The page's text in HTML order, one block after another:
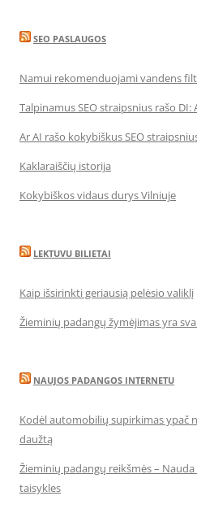
SEO PASLAUGOS
Namui rekomenduojami vandens
Talpinamus SEO straipsnius rašo
Ar AI rašo kokybiškus SEO
Kaklaraiščių istorija
Kokybiškos vidaus durys Vilniuje
LEKTUVU BILIETAI
Kaip išsirinkti geriausią pelėsio valiklį
Žieminių padangų žymėjimas yra
NAUJOS PADANGOS INTERNETU
Kodėl automobilių supirkimas ypač
daužtą
Žieminių padangų reikšmės –
taisykles